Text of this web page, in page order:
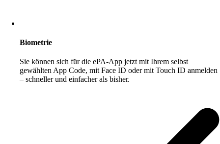
Biometrie
Sie können sich für die ePA-App jetzt mit Ihrem selbst
gewählten App Code, mit Face ID oder mit Touch ID anmelden
– schneller und einfacher als bisher.